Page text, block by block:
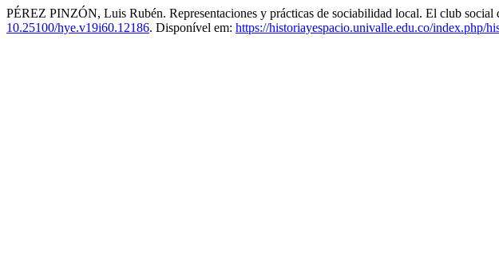
PÉREZ PINZÓN, Luis Rubén. Representaciones y prácticas de sociabilidad local. El club
10.25100/hye.v19i60.12186. Disponível em: https://historiayespacio.univalle.edu.co/index.php/